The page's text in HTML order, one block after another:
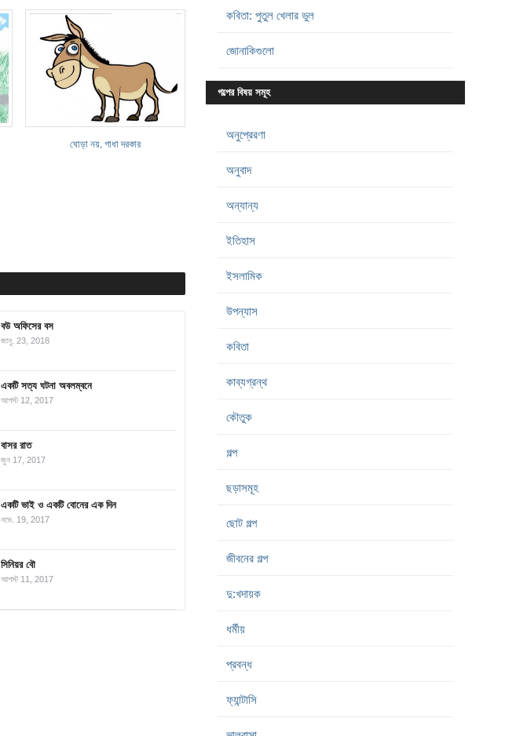
ঘোড়া নয়, গাধা দরকার
বউ অফিসের বস
জানু. 23, 2018
একটি সত্য ঘটনা অবলম্বনে
আগস্ট 12, 2017
বাসর রাত
জুন 17, 2017
একটি ভাই ও একটি বোনের এক দিন
নভে. 19, 2017
সিনিয়র বৌ
আগস্ট 11, 2017
কবিতা: পুতুল খেলার ভুল
জোনাকিগুলো
গল্পের বিষয় সমূহ
অনুপ্রেরণা
অনুবাদ
অন্যান্য
ইতিহাস
ইসলামিক
উপন্যাস
কবিতা
কাব্যগ্রন্থ
কৌতুক
গল্প
ছড়াসমূহ
ছোট গল্প
জীবনের গল্প
দু:খদায়ক
ধর্মীয়
প্রবন্ধ
ফ্যান্টাসি